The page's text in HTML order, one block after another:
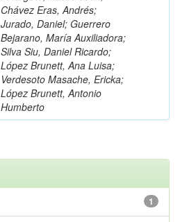
Chávez Eras, Andrés;
Jurado, Daniel; Guerrero
Bejarano, María Auxiliadora;
Silva Siu, Daniel Ricardo;
López Brunett, Ana Luisa;
Verdesoto Masache, Ericka;
López Brunett, Antonio
Humberto
1